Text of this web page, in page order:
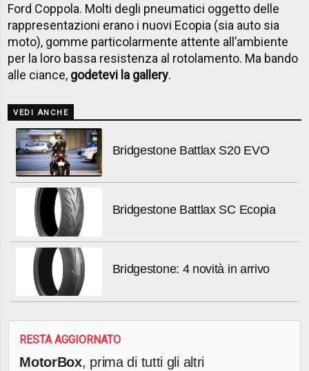
Ford Coppola. Molti degli pneumatici oggetto delle
rappresentazioni erano i nuovi Ecopia (sia auto sia
moto), gomme particolarmente attente all’ambiente
per la loro bassa resistenza al rotolamento. Ma bando
alle ciance, godetevi la gallery.
VEDI ANCHE
Bridgestone Battlax S20 EVO
Bridgestone Battlax SC Ecopia
Bridgestone: 4 novità in arrivo
RESTA AGGIORNATO
MotorBox, prima di tutti gli altri